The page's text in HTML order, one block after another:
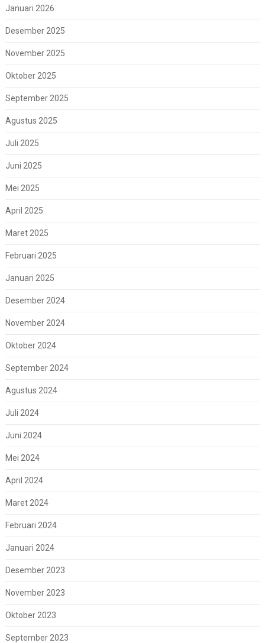
Januari 2026
Desember 2025
November 2025
Oktober 2025
September 2025
Agustus 2025
Juli 2025
Juni 2025
Mei 2025
April 2025
Maret 2025
Februari 2025
Januari 2025
Desember 2024
November 2024
Oktober 2024
September 2024
Agustus 2024
Juli 2024
Juni 2024
Mei 2024
April 2024
Maret 2024
Februari 2024
Januari 2024
Desember 2023
November 2023
Oktober 2023
September 2023